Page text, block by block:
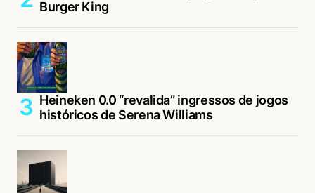
Burger King
Heineken 0.0 “revalida” ingressos de jogos
históricos de Serena Williams